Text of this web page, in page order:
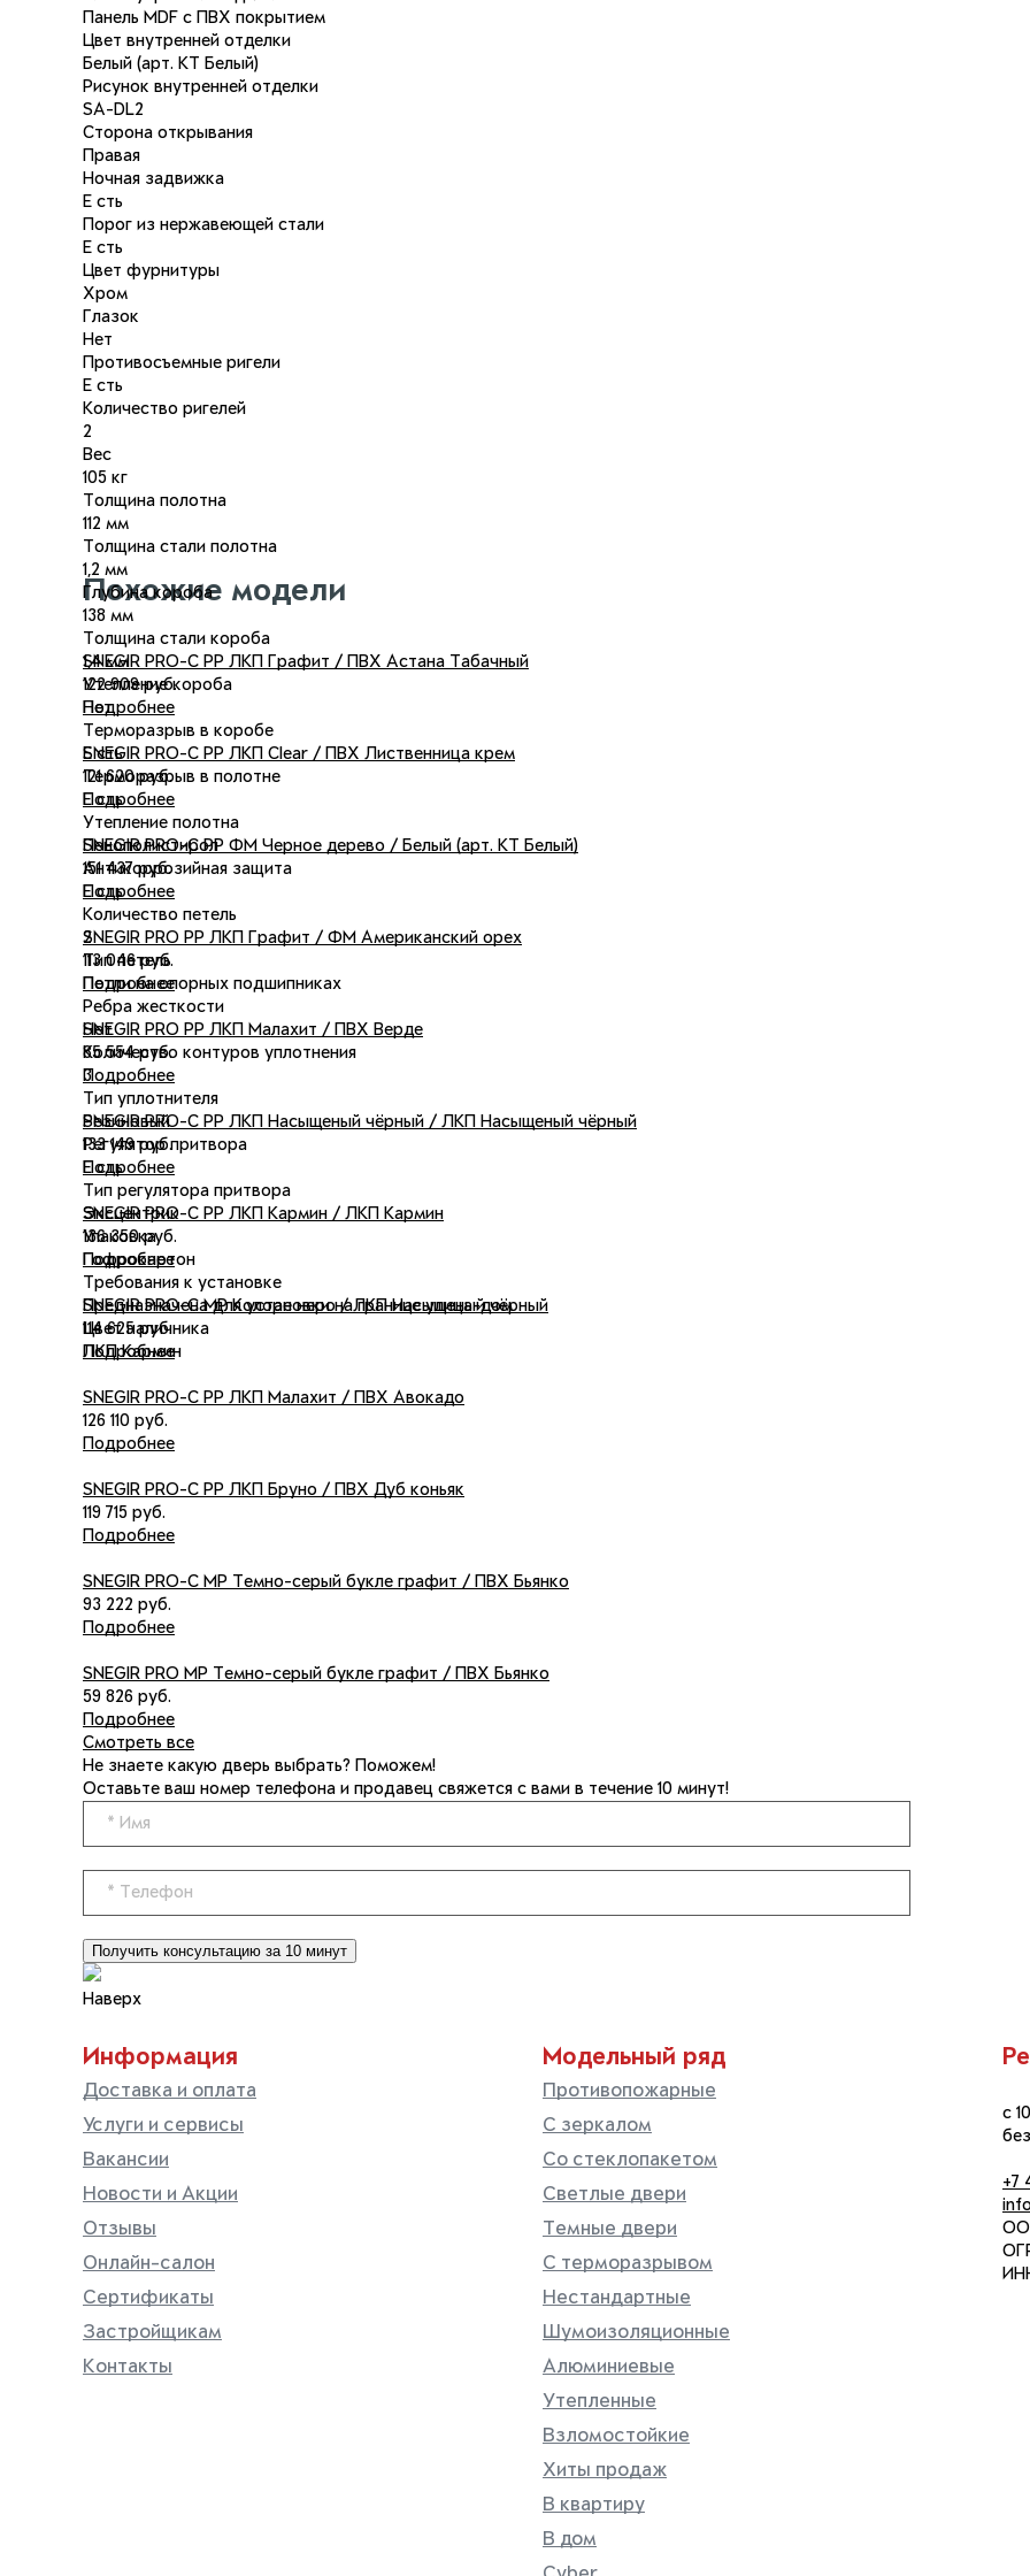
Панель MDF с ПВХ покрытием
Цвет внутренней отделки
Белый (арт. КТ Белый)
Рисунок внутренней отделки
SA-DL2
Сторона открывания
Правая
Ночная задвижка
Есть
Порог из нержавеющей стали
Есть
Цвет фурнитуры
Хром
Глазок
Нет
Противосъемные ригели
Есть
Количество ригелей
2
Вес
105 кг
Толщина полотна
112 мм
Толщина стали полотна
1,2 мм
Глубина короба
138 мм
Толщина стали короба
1,4 мм
Утепление короба
Нет
Терморазрыв в коробе
Есть
Терморазрыв в полотне
Есть
Утепление полотна
Пенополистирол
Антикоррозийная защита
Есть
Количество петель
2
Тип петель
Петли на опорных подшипниках
Ребра жесткости
Нет
Количество контуров уплотнения
3
Тип уплотнителя
Резиновый
Регулятор притвора
Есть
Тип регулятора притвора
Эксцентрик
Упаковка
Гофрокартон
Требования к установке
Предназначена для установки на границе улица-дом
Цвет наличника
ЛКП Кармин
Похожие модели
SNEGIR PRO-C PP ЛКП Графит / ПВХ Астана Табачный
122 909 руб.
Подробнее
SNEGIR PRO-C PP ЛКП Clear / ПВХ Лиственница крем
121 620 руб.
Подробнее
SNEGIR PRO-C PP ФМ Черное дерево / Белый (арт. КТ Белый)
151 437 руб.
Подробнее
SNEGIR PRO PP ЛКП Графит / ФМ Американский орех
113 046 руб.
Подробнее
SNEGIR PRO PP ЛКП Малахит / ПВХ Верде
85 554 руб.
Подробнее
SNEGIR PRO-C PP ЛКП Насыщеный чёрный / ЛКП Насыщеный чёрный
133 149 руб.
Подробнее
SNEGIR PRO-C PP ЛКП Кармин / ЛКП Кармин
136 350 руб.
Подробнее
SNEGIR PRO-C MP Колоре неро / ЛКП Насыщеный чёрный
114 625 руб.
Подробнее
SNEGIR PRO-C PP ЛКП Малахит / ПВХ Авокадо
126 110 руб.
Подробнее
SNEGIR PRO-C PP ЛКП Бруно / ПВХ Дуб коньяк
119 715 руб.
Подробнее
SNEGIR PRO-C MP Темно-серый букле графит / ПВХ Бьянко
93 222 руб.
Подробнее
SNEGIR PRO MP Темно-серый букле графит / ПВХ Бьянко
59 826 руб.
Подробнее
Смотреть все
Не знаете какую дверь выбрать? Поможем!
Оставьте ваш номер телефона и продавец свяжется с вами в течение 10 минут!
Получить консультацию за 10 минут
Наверх
Информация
Доставка и оплата
Услуги и сервисы
Вакансии
Новости и Акции
Отзывы
Онлайн-салон
Сертификаты
Застройщикам
Контакты
Модельный ряд
Противопожарные
С зеркалом
Со стеклопакетом
Светлые двери
Темные двери
С терморазрывом
Нестандартные
Шумоизоляционные
Алюминиевые
Утепленные
Взломостойкие
Хиты продаж
В квартиру
В дом
с
+7